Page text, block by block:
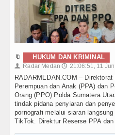
🔖 HUKUM DAN KRIMINAL
👤 Radar Medan 🕔 21:06:51, 11
RADARMEDAN.COM –
Perempuan dan Anak (PPA) dan
Orang (PPO) Polda Sumatera
tindak pidana penyiaran dan
pornografi melalui siaran
TikTok. Direktur Reserse PPA